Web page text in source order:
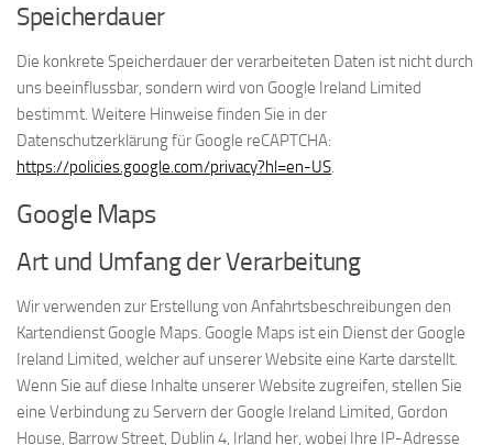
Speicherdauer
Die konkrete Speicherdauer der verarbeiteten Daten ist nicht durch
uns beeinflussbar, sondern wird von Google Ireland Limited
bestimmt. Weitere Hinweise finden Sie in der
Datenschutzerklärung für Google reCAPTCHA:
https://policies.google.com/privacy?hl=en-US.
Google Maps
Art und Umfang der Verarbeitung
Wir verwenden zur Erstellung von Anfahrtsbeschreibungen den
Kartendienst Google Maps. Google Maps ist ein Dienst der Google
Ireland Limited, welcher auf unserer Website eine Karte darstellt.
Wenn Sie auf diese Inhalte unserer Website zugreifen, stellen Sie
eine Verbindung zu Servern der Google Ireland Limited, Gordon
House, Barrow Street, Dublin 4, Irland her, wobei Ihre IP-Adresse